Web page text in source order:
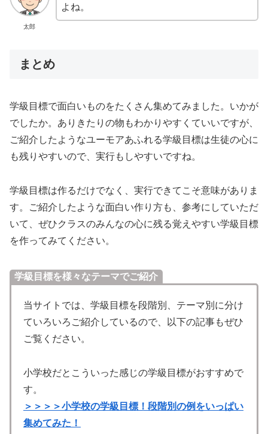
太郎
よね。
まとめ
学級目標で面白いものをたくさん集めてみました。いかが
でしたか。ありきたりの物もわかりやすくていいですが、
ご紹介したようなユーモアあふれる学級目標は生徒の心に
も残りやすいので、実行もしやすいですね。
学級目標は作るだけでなく、実行できてこそ意味がありま
す。ご紹介したような面白い作り方も、参考にしていただ
いて、ぜひクラスのみんなの心に残る覚えやすい学級目標
を作ってみてください。
学級目標を様々なテーマでご紹介
当サイトでは、学級目標を段階別、テーマ別に分け
ていろいろご紹介しているので、以下の記事もぜひ
ご覧ください。
小学校だとこういった感じの学級目標がおすすめで
す。
＞＞＞＞小学校の学級目標！段階別の例をいっぱい
集めてみた！